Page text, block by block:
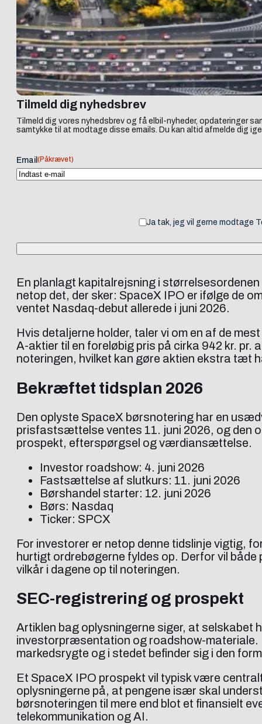
Tilmeld dig nyhedsbrev
Tilmeld dig vores nyhedsbrev og få elbil-nyheder, opdateringer
samtykke til at modtage disse emails. Du kan altid afmelde dig
Email (Påkrævet)
Ja tak, jeg vil gerne modtage
En planlagt kapitalrejsning i
netop det, der sker: SpaceX IPO er ifølge de
ventet Nasdaq-debut allerede i juni 2026.
Hvis detaljerne holder, taler vi om en af de
A-aktier til en foreløbig pris på cirka 942 kr. pr.
noteringen, hvilket kan gøre aktien ekstra tæt
Bekræftet tidsplan 2026
Den oplyste SpaceX børsnotering har en
prisfastsættelse ventes 11. juni 2026, og den
prospekt, efterspørgsel og værdiansættelse.
Investor roadshow: 4. juni 2026
Fastsættelse af slutkurs: 11. juni 2026
Børshandel starter: 12. juni 2026
Børs: Nasdaq
Ticker: SPCX
For investorer er netop denne tidslinje vigtig,
hurtigt ordrebøgerne fyldes op. Derfor vil
vilkår i dagene op til noteringen.
SEC-registrering og prospekt
Artiklen bag oplysningerne siger, at selskabet
investorpræsentation og roadshow-materiale.
markedsrygte og i stedet befinder sig i den
Et SpaceX IPO prospekt vil typisk være
oplysningerne på, at pengene især skal
børsnoteringen til mere end blot et finansielt
telekommunikation og AI.